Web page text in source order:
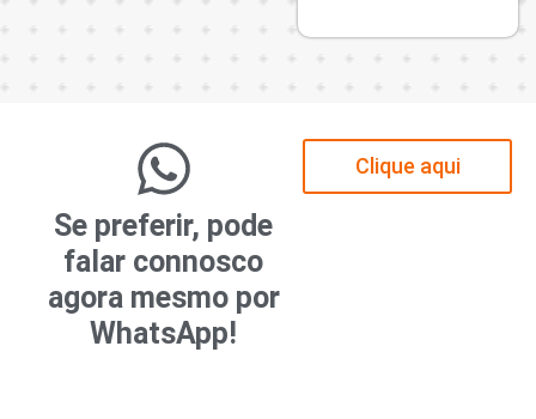
o
Se preferir, pode
falar connosco
agora mesmo por
WhatsApp!
Clique aqui